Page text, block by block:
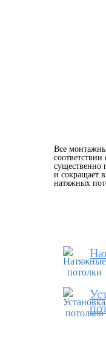
Все
существенно
и сокращает
натяжных